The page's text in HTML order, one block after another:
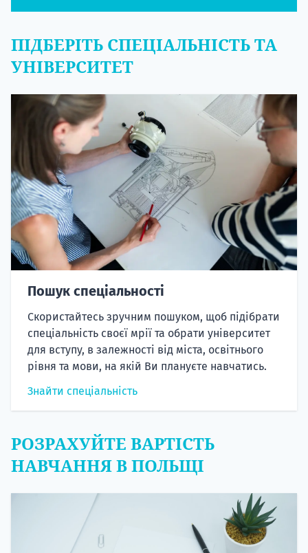
ПІДБЕРІТЬ СПЕЦІАЛЬНІСТЬ ТА
УНІВЕРСИТЕТ
Пошук спеціальності
Скористайтесь зручним пошуком, щоб підібрати
спеціальність своєї мрії та обрати університет
для вступу, в залежності від міста, освітнього
рівня та мови, на якій Ви плануєте навчатись.
Знайти спеціальність
РОЗРАХУЙТЕ ВАРТІСТЬ
НАВЧАННЯ В ПОЛЬЩІ